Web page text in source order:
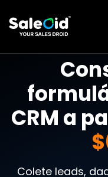
CRM a
Colete leads,